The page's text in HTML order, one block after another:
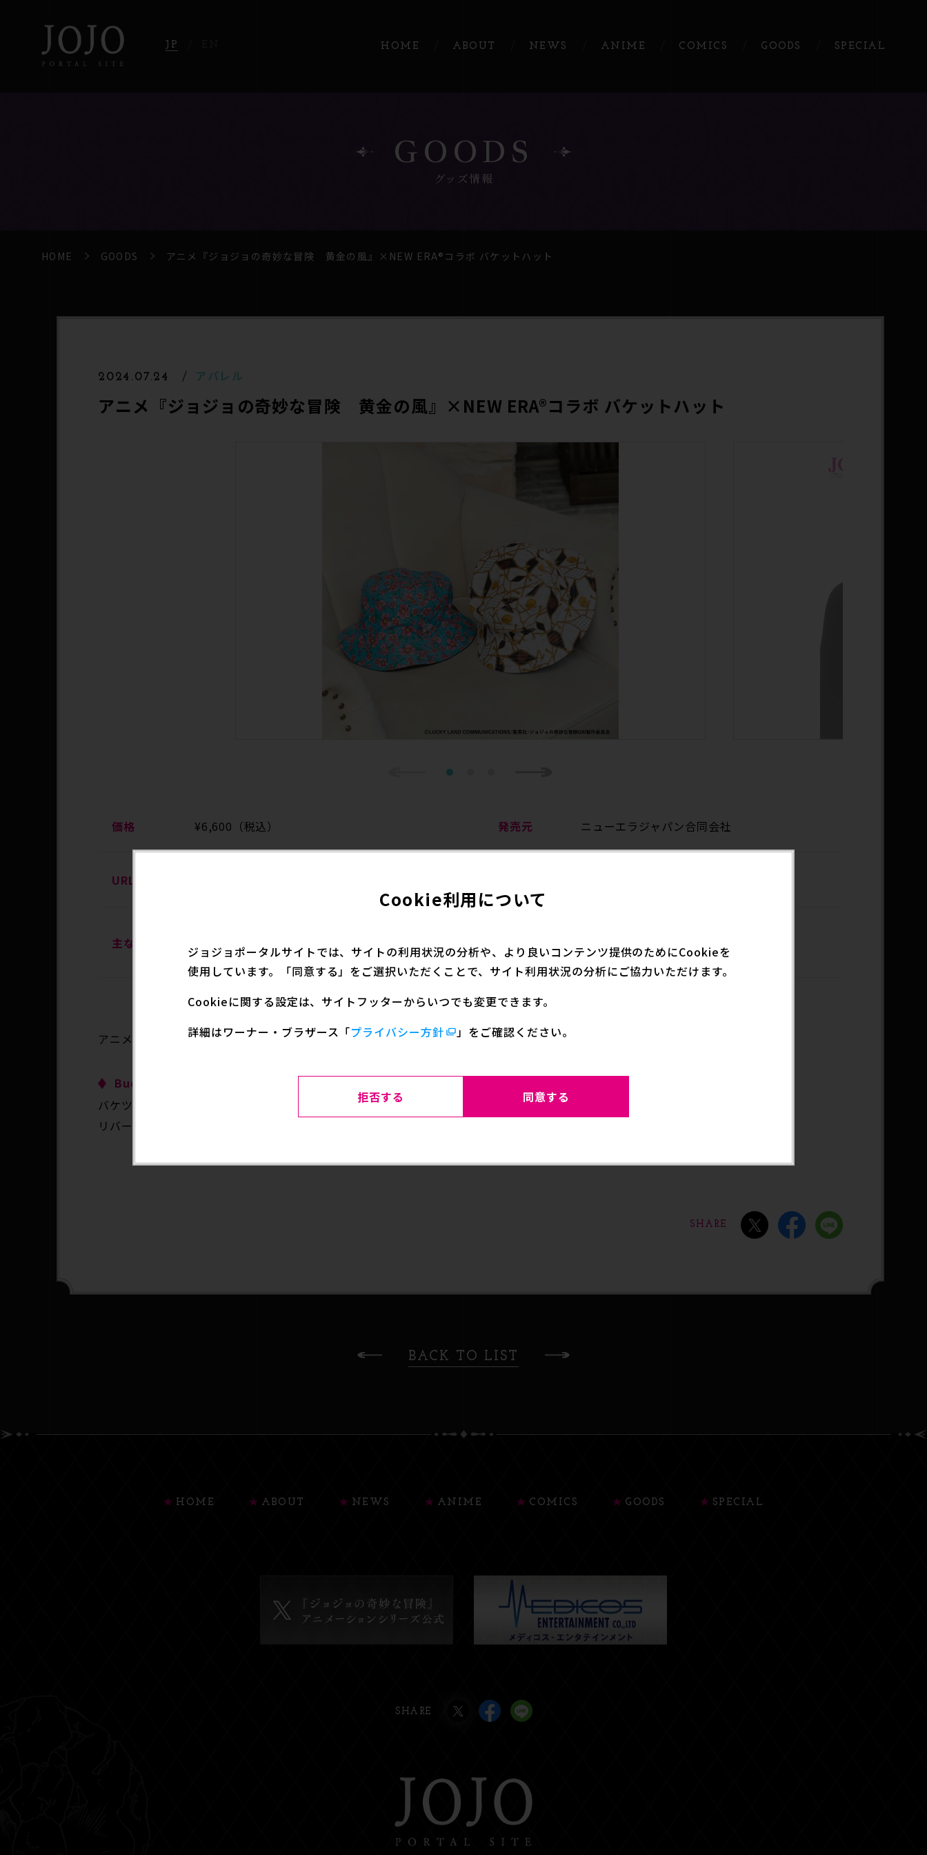
JP HOME ABOUT NEWS ANIME COMICS GOODS SPECIAL
GOODS
グッズ情報
HOME GOODS アニメ『ジョジョの奇妙な冒険 黄金の風』×NEW ERA®コラボ バケットハット
2024.07.24 アパレル
アニメ『ジョジョの奇妙な冒険 黄金の風』×NEW ERA®コラボ バケットハット
1
価格 ¥6,600（税込） 発売元 ニューエラジャパン合同会社
URL
主な取扱店
レミアムバンダイ
アニメグッズ
アニメ『ジョジョの奇妙な冒険 黄金の風』×NEW ERA®コラボコレクション。
Bucket-01：ジョルノ・ジョバァーナ/ブローノ・ブチャラティ（全2種）
バケツをひっくり返したようなシルエットが特徴のアウトドア系ハット。
リバーシブルで使用出来ます。
SHARE
BACK TO LIST
HOME ABOUT NEWS ANIME COMICS GOODS SPECIAL
SHARE
Cookie利用について
ジョジョポータルサイトでは、サイトの利用状況の分析や、より良いコンテンツ提供のためにCookieを
使用しています。「同意する」をご選択いただくことで、サイト利用状況の分析にご協力いただけます。
Cookieに関する設定は、サイトフッターからいつでも変更できます。
詳細はワーナー・ブラザース 「プライバシー方針 」をご確認ください。
拒否する 同意する